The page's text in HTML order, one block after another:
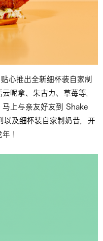
心推出全新细杯装自家制
呢拿、朱古力、草苺等，
上与亲友好友到 Shake
以及细杯装自家制奶昔，开